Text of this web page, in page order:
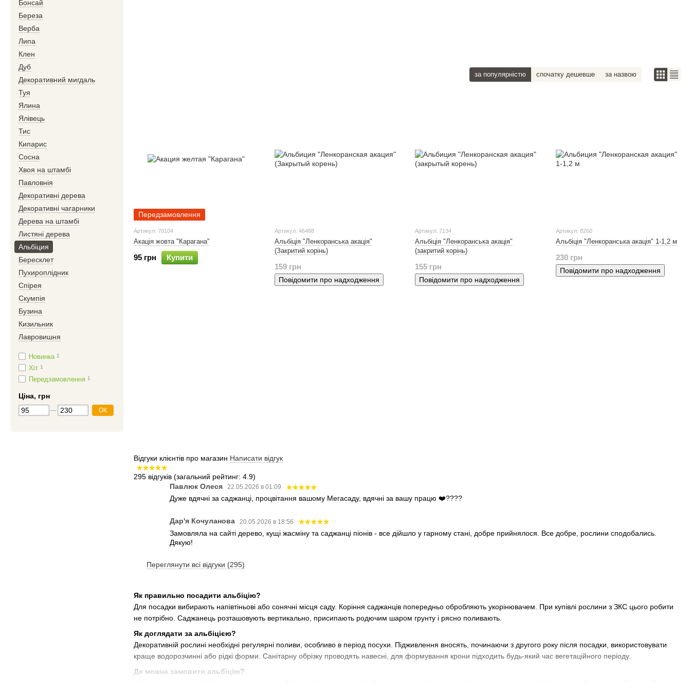
Як правильно посадити альбіцію?
Для посадки вибирають напівтіньові або сонячні місця саду. Коріння саджанців попередньо обробляють укорінювачем. При купівлі рослини з ЗКС цього робити
не потрібно. Саджанець розташовують вертикально, присипають родючим шаром грунту і рясно поливають.
Як доглядати за альбіцією?
Декоративній рослині необхідні регулярні поливи, особливо в період посухи. Підживлення вносять, починаючи з другого року після посадки, використовувати
краще водорозчинні або рідкі форми. Санітарну обрізку проводять навесні, для формування крони підходить будь-який час вегетаційного періоду.
Де можна замовити альбіцію?
за популярністю спочатку дешевше за назвою
Передзамовлення
Артикул: 70104
Акація жовта "Карагана"
95 грн Купити
Артикул: 46488
Альбіція "Ленкоранська акація"
(Закритий корінь)
159 грн
Повідомити про надходження
Артикул: 7134
Альбіція "Ленкоранська акація"
(закритий корінь)
155 грн
Повідомити про надходження
Артикул: 8260
Альбіція "Ленкоранська акація" 1-1,2 м
230 грн
Повідомити про надходження
Відгуки клієнтів про магазин Написати відгук
295 відгуків (загальний рейтинг: 4.9)
Павлюк Олеся
22.05.2026 в 01:09
Дуже вдячні за саджанці, процвітання вашому Мегасаду, вдячні за вашу працю ❤️????
Дар'я Кочуланова 20.05.2026 в 18:56
Замовляла на сайті дерево, кущі жасміну та саджанці піонів - все дійшло у гарному стані, добре прийнялося. Все добре, рослини сподобались.
Дякую!
Переглянути всі відгуки (295)
Бонсай
Береза
Верба
Липа
Клен
Дуб
Декоративний мигдаль
Туя
Ялина
Ялівець
Тис
Кипарис
Сосна
Хвоя на штамбі
Павловнія
Декоративні дерева
Декоративні чагарники
Дерева на штамбі
Листяні дерева
Альбіция
Бересклет
Пухироплідник
Спірея
Скумпія
Бузина
Кизильник
Лавровишня
Новинка 1
Хіт 1
Передзамовлення 1
Ціна, грн
ОК